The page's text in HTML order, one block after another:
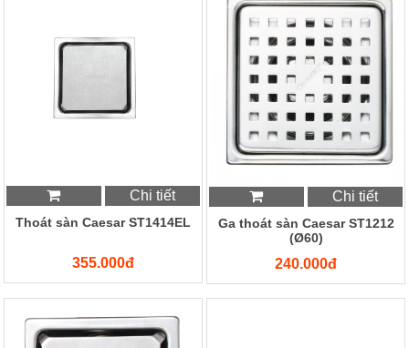
Chi tiết
Thoát sàn Caesar ST1414EL
355.000đ
Chi tiết
Ga thoát sàn Caesar ST1212
(Ø60)
240.000đ